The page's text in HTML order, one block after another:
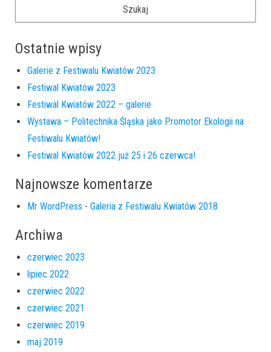
Ostatnie wpisy
Galerie z Festiwalu Kwiatów 2023
Festiwal Kwiatów 2023
Festiwal Kwiatów 2022 – galerie
Wystawa – Politechnika Śląska jako Promotor Ekologii na
Festiwalu Kwiatów!
Festiwal Kwiatów 2022 już 25 i 26 czerwca!
Najnowsze komentarze
Mr WordPress - Galeria z Festiwalu Kwiatów 2018
Archiwa
czerwiec 2023
lipiec 2022
czerwiec 2022
czerwiec 2021
czerwiec 2019
maj 2019